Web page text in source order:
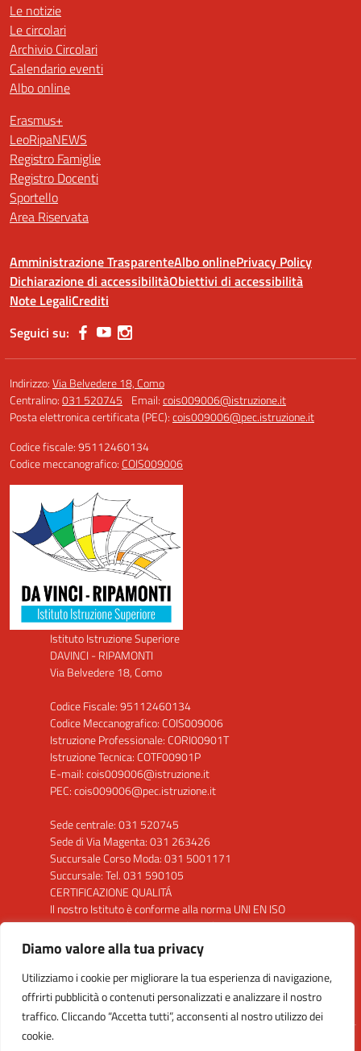
Diamo valore alla tua privacy
Utilizziamo i cookie per migliorare la tua esperienza di navigazione,
offrirti pubblicità o contenuti personalizzati e analizzare il nostro
traffico. Cliccando “Accetta tutti”, acconsenti al nostro utilizzo dei
cookie.
Le notizie
Le circolari
Archivio Circolari
Calendario eventi
Albo online
Erasmus+
LeoRipaNEWS
Registro Famiglie
Registro Docenti
Sportello
Area Riservata
Amministrazione TrasparenteAlbo onlinePrivacy Policy
Dichiarazione di accessibilitàObiettivi di accessibilità
Note LegaliCrediti
Seguici su:
Indirizzo:Via Belvedere 18, Como
Centralino:031 520745 Email:cois009006@istruzione.it
Posta elettronica certificata (PEC):cois009006@pec.istruzione.it
Codice fiscale: 95112460134
Codice meccanografico: COIS009006
Istituto Istruzione Superiore
DAVINCI - RIPAMONTI
Via Belvedere 18, Como
Codice Fiscale: 95112460134
Codice Meccanografico: COIS009006
Istruzione Professionale: CORI00901T
Istruzione Tecnica: COTF00901P
E-mail: cois009006@istruzione.it
PEC: cois009006@pec.istruzione.it
Sede centrale: 031 520745
Sede di Via Magenta: 031 263426
Succursale Corso Moda: 031 5001171
Succursale: Tel. 031 590105
CERTIFICAZIONE QUALITÁ
Il nostro Istituto è conforme alla norma UNI EN ISO
9001: 2015 per la seguente attività: "Progettazione
ed erogazione del servizio di istruzione secondaria di
secondo grado"
Clicca sul Logo per visualizzare il certificato